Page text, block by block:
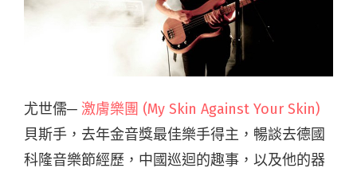
尤世儒─ 激膚樂團 (My Skin Against Your Skin)
貝斯手，去年金音獎最佳樂手得主，暢談去德國
科隆音樂節經歷，中國巡迴的趣事，以及他的器